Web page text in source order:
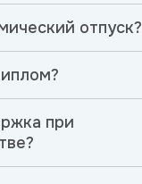
отпуск?
при